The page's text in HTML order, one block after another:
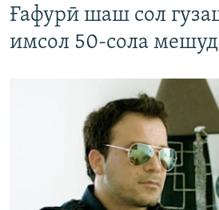
Ғафурӣ шаш сол
имсол 50-сола мешуд